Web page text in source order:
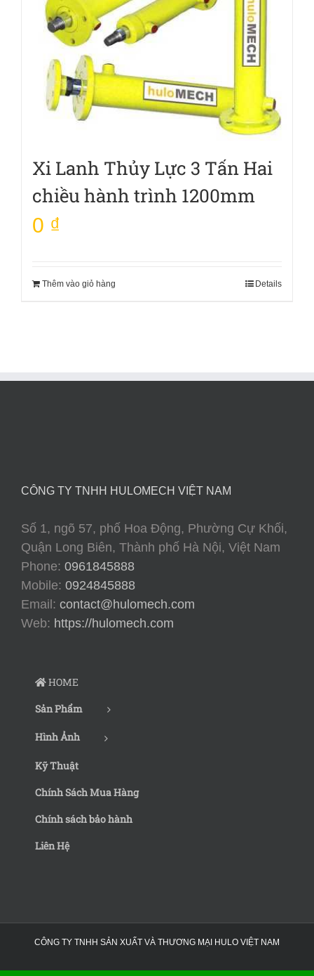
Xi Lanh Thủy Lực 3 Tấn Hai
chiều hành trình 1200mm
0 ₫
Thêm vào giỏ hàng Details
CÔNG TY TNHH HULOMECH VIỆT NAM
Số 1, ngõ 57, phố Hoa Động, Phường Cự Khối,
Quận Long Biên, Thành phố Hà Nội, Việt Nam
Phone: 0961845888
Mobile: 0924845888
Email: contact@hulomech.com
Web: https://hulomech.com
HOME
Sản Phẩm
Hình Ảnh
Kỹ Thuật
Chính Sách Mua Hàng
Chính sách bảo hành
Liên Hệ
CÔNG TY TNHH SẢN XUẤT VÀ THƯƠNG MẠI HULO VIỆT NAM